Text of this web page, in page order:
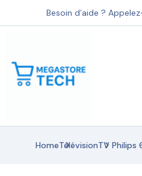
Besoin d’aide ?
HomeTélévisionTV Philips